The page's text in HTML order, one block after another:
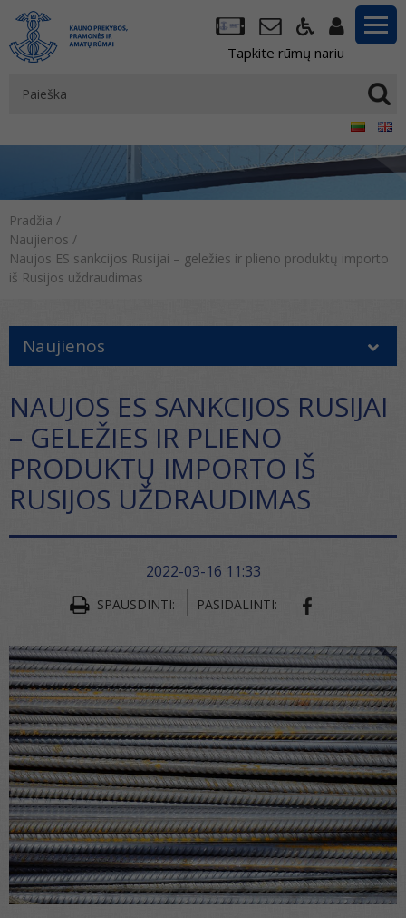
Tapkite rūmų nariu
Pradžia /
Naujienos /
Naujos ES sankcijos Rusijai – geležies ir plieno produktų importo
iš Rusijos uždraudimas
Naujienos
NAUJOS ES SANKCIJOS RUSIJAI
– GELEŽIES IR PLIENO
PRODUKTŲ IMPORTO IŠ
RUSIJOS UŽDRAUDIMAS
2022-03-16 11:33
SPAUSDINTI: PASIDALINTI: